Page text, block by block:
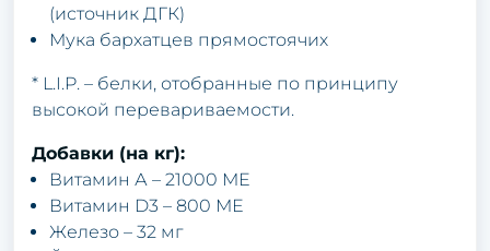
(источник ДГК)
Мука бархатцев прямостоячих
* L.I.P. – белки, отобранные по принципу
высокой перевариваемости.
Добавки (на кг):
Витамин А – 21000 МЕ
Витамин D3 – 800 МЕ
Железо – 32 мг